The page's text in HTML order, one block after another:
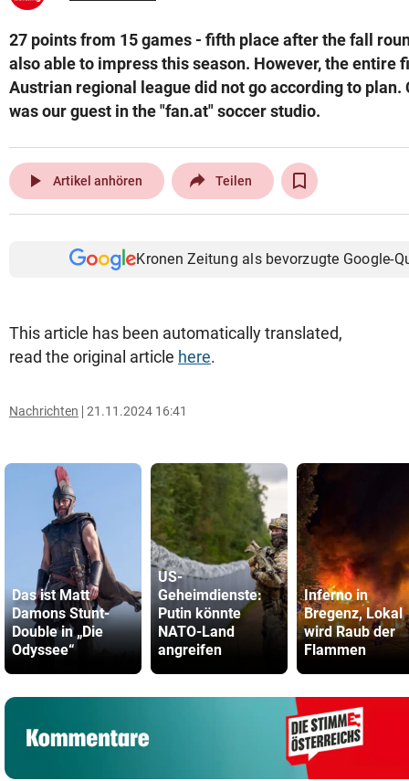
27 points from 15 games - fifth place after the fall
also able to impress this season. However, the entire
Austrian regional league did not go according to plan.
was our guest in the "fan.at" soccer studio.
play_arrow Artikel anhören Teilen
Kronen Zeitung als bevorzugte Google-
This article has been automatically translated,
read the original article here.
Nachrichten 21.11.2024 16:41
Das ist Matt
Damons Stunt-
Double in „Die
Odyssee“
US-
Geheimdienste:
Putin könnte
NATO-Land
angreifen
Inferno in
Bregenz, Lokal
wird Raub der
Flammen